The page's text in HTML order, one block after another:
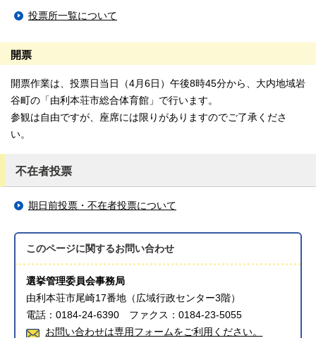
投票所一覧について
開票
開票作業は、投票日当日（4月6日）午後8時45分から、大内地域岩
谷町の「由利本荘市総合体育館」で行います。
参観は自由ですが、座席には限りがありますのでご了承くださ
い。
不在者投票
期日前投票・不在者投票について
このページに関するお問い合わせ
選挙管理委員会事務局
由利本荘市尾崎17番地（広域行政センター3階）
電話：0184-24-6390 ファクス：0184-23-5055
お問い合わせは専用フォームをご利用ください。